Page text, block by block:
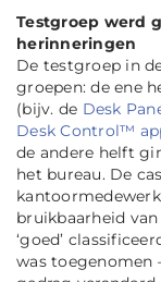
Testgroep werd
herinneringen
De testgroep in
groepen: de ene
(bijv. de Desk
Desk Control™
de andere helft
het bureau. De
bruikbaarheid
‘goed’
was toegenomen